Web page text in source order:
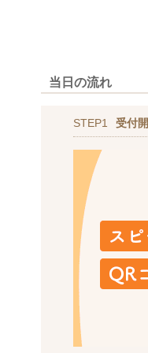
当日の流れ
STEP1 受付